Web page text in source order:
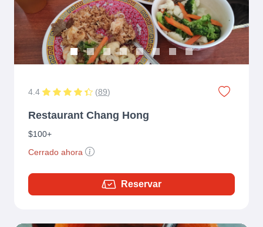
4.4 (89)
Restaurant Chang Hong
$100+
Cerrado ahora
Reservar